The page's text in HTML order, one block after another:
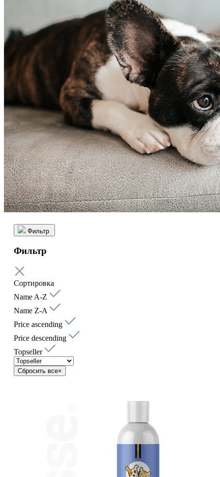
Фильтр
Фильтр
Сортировка
Name A-Z
Name Z-A
Price ascending
Price descending
Topseller
Сбросить все×